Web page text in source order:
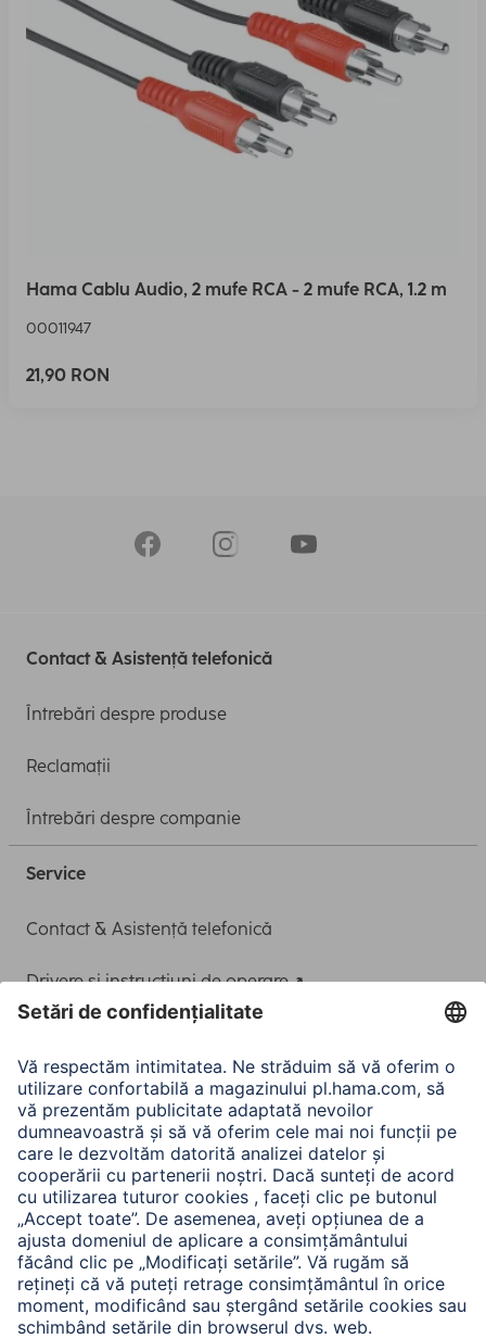
Hama Cablu Audio, 2 mufe RCA - 2 mufe RCA, 1.2 m
00011947
21,90 RON
Contact & Asistență telefonică
Întrebări despre produse
Reclamații
Întrebări despre companie
Service
Contact & Asistență telefonică
Drivere și instrucțiuni de operare
A.N.P.C.
A.N.P.C. SAL
Companie
Istoria companiei
Hama Mondial